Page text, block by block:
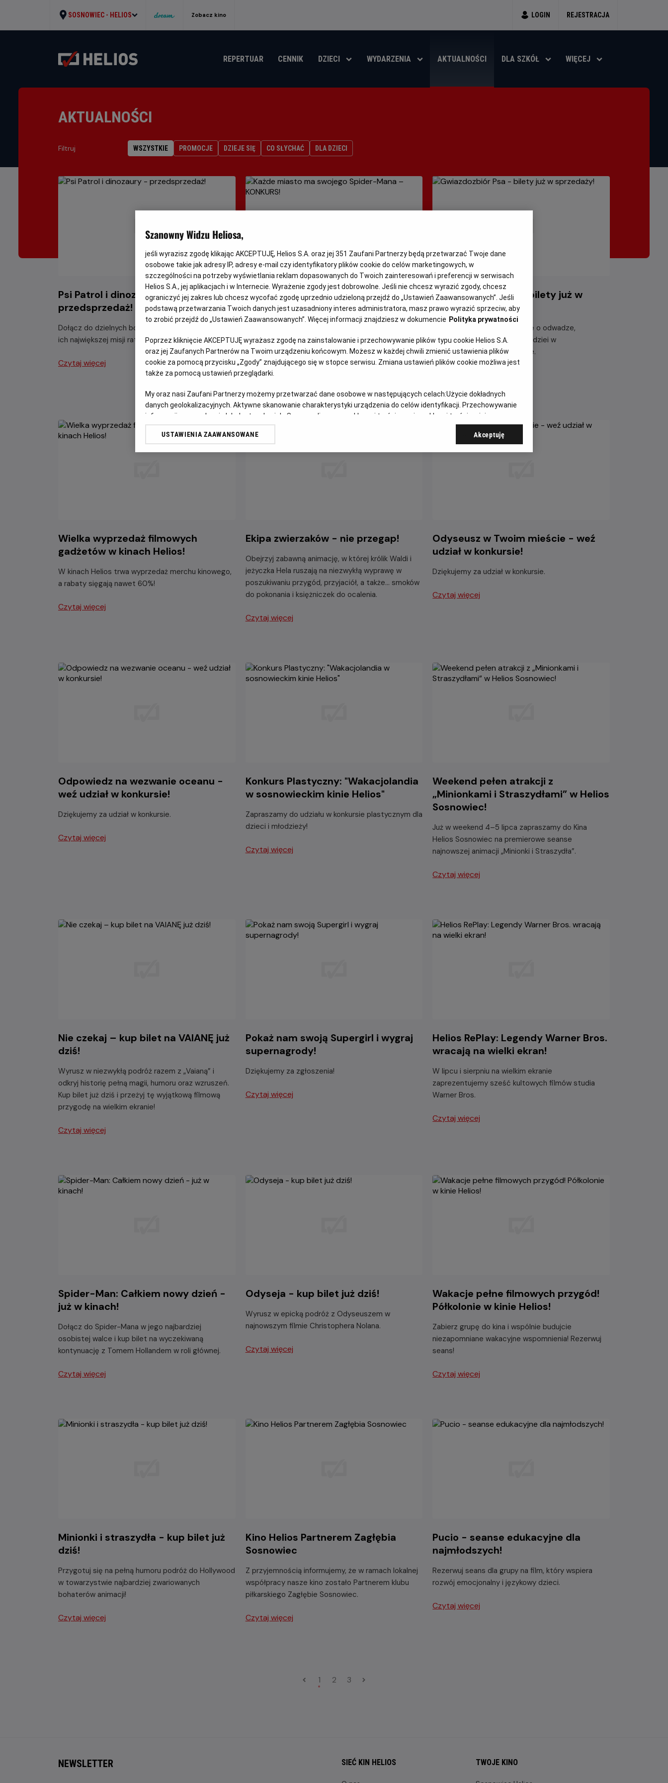
SOSNOWIEC - HELIOS Zobacz kino LOGIN REJESTRACJA
REPERTUAR CENNIK DZIECI WYDARZENIA AKTUALNOŚCI DLA SZKÓŁ WIĘCEJ
AKTUALNOŚCI
Filtruj WSZYSTKIE PROMOCJE DZIEJE SIĘ CO SŁYCHAĆ DLA DZIECI
Psi Patrol i dinozaury -
przedsprzedaż!
Dołącz do dzielnych bohaterów Psiego Patrolu w
ich największej misji ratunkowej w historii.
Czytaj więcej
Każde miasto ma swojego Spider-
Mana – KONKURS!
dzień” chcemy udowodnić, że każdy z nas może
zostać Spider-Manem w swoim otoczeniu.
Czytaj więcej
Gwiazdozbiór Psa - bilety już w
sprzedaży!
Przeżyj emocjonującą historię o odwadze,
przetrwaniu i poszukiwaniu nadziei w
postapokaliptycznym świecie.
Wielka wyprzedaż filmowych
gadżetów w kinach Helios!
W kinach Helios trwa wyprzedaż merchu kinowego,
a rabaty sięgają nawet 60%!
Czytaj więcej
Ekipa zwierzaków - nie przegap!
Obejrzyj zabawną animację, w której królik Waldi i
jeżyczka Hela ruszają na niezwykłą wyprawę w
poszukiwaniu przygód, przyjaciół, a także... smoków
do pokonania i księżniczek do ocalenia.
Czytaj więcej
Odyseusz w Twoim mieście - weź
udział w konkursie!
Dziękujemy za udział w konkursie.
Czytaj więcej
Odpowiedz na wezwanie oceanu -
weź udział w konkursie!
Dziękujemy za udział w konkursie.
Czytaj więcej
Konkurs Plastyczny: "Wakacjolandia
w sosnowieckim kinie Helios"
Zapraszamy do udziału w konkursie plastycznym dla
dzieci i młodzieży!
Czytaj więcej
Weekend pełen atrakcji z
„Minionkami i Straszydłami” w Helios
Sosnowiec!
Już w weekend 4–5 lipca zapraszamy do Kina
Helios Sosnowiec na premierowe seanse
najnowszej animacji „Minionki i Straszydła”.
Czytaj więcej
Nie czekaj – kup bilet na VAIANĘ już
dziś!
Wyrusz w niezwykłą podróż razem z „Vaianą” i
odkryj historię pełną magii, humoru oraz wzruszeń.
Kup bilet już dziś i przeżyj tę wyjątkową filmową
przygodę na wielkim ekranie!
Czytaj więcej
Pokaż nam swoją Supergirl i wygraj
supernagrody!
Dziękujemy za zgłoszenia!
Czytaj więcej
Helios RePlay: Legendy Warner Bros.
wracają na wielki ekran!
W lipcu i sierpniu na wielkim ekranie
zaprezentujemy sześć kultowych filmów studia
Warner Bros.
Czytaj więcej
Spider-Man: Całkiem nowy dzień -
już w kinach!
Dołącz do Spider-Mana w jego najbardziej
osobistej walce i kup bilet na wyczekiwaną
kontynuację z Tomem Hollandem w roli głównej.
Czytaj więcej
Odyseja - kup bilet już dziś!
Wyrusz w epicką podróż z Odyseuszem w
najnowszym filmie Christophera Nolana.
Czytaj więcej
Wakacje pełne filmowych przygód!
Półkolonie w kinie Helios!
Zabierz grupę do kina i wspólnie budujcie
niezapomniane wakacyjne wspomnienia! Rezerwuj
seans!
Czytaj więcej
Minionki i straszydła - kup bilet już
dziś!
Przygotuj się na pełną humoru podróż do Hollywood
w towarzystwie najbardziej zwariowanych
bohaterów animacji!
Czytaj więcej
Kino Helios Partnerem Zagłębia
Sosnowiec
Z przyjemnością informujemy, że w ramach lokalnej
współpracy nasze kino zostało Partnerem klubu
piłkarskiego Zagłębie Sosnowiec.
Czytaj więcej
Pucio - seanse edukacyjne dla
najmłodszych!
Rezerwuj seans dla grupy na film, który wspiera
rozwój emocjonalny i językowy dzieci.
Czytaj więcej
1 2 3
NEWSLETTER SIEĆ KIN HELIOS TWOJE KINO
Szanowny Widzu Heliosa,
jeśli wyrazisz zgodę klikając AKCEPTUJĘ, Helios S.A. oraz jej 351 Zaufani Partnerzy będą przetwarzać Twoje dane
osobowe takie jak adresy IP, adresy e-mail czy identyfikatory plików cookie do celów marketingowych, w
szczególności na potrzeby wyświetlania reklam dopasowanych do Twoich zainteresowań i preferencji w serwisach
Helios S.A., jej aplikacjach i w Internecie. Wyrażenie zgody jest dobrowolne. Jeśli nie chcesz wyrazić zgody, chcesz
ograniczyć jej zakres lub chcesz wycofać zgodę uprzednio udzieloną przejdź do „Ustawień Zaawansowanych”. Jeśli
podstawą przetwarzania Twoich danych jest uzasadniony interes administratora, masz prawo wyrazić sprzeciw, aby
to zrobić przejdź do „Ustawień Zaawansowanych”. Więcej informacji znajdziesz w dokumencie Polityka prywatności
Poprzez kliknięcie AKCEPTUJĘ wyrażasz zgodę na zainstalowanie i przechowywanie plików typu cookie Helios S.A.
oraz jej Zaufanych Partnerów na Twoim urządzeniu końcowym. Możesz w każdej chwili zmienić ustawienia plików
cookie za pomocą przycisku „Zgody” znajdującego się w stopce serwisu. Zmiana ustawień plików cookie możliwa jest
także za pomocą ustawień przeglądarki.
My oraz nasi Zaufani Partnerzy możemy przetwarzać dane osobowe w następujących celach:Użycie dokładnych
danych geolokalizacyjnych. Aktywne skanowanie charakterystyki urządzenia do celów identyfikacji. Przechowywanie
informacji na urządzeniu lub dostęp do nich. Spersonalizowane reklamy i treści, pomiar reklam i treści, opinie
odbiorców i ulepszanie usług.
USTAWIENIA ZAAWANSOWANE Akceptuję